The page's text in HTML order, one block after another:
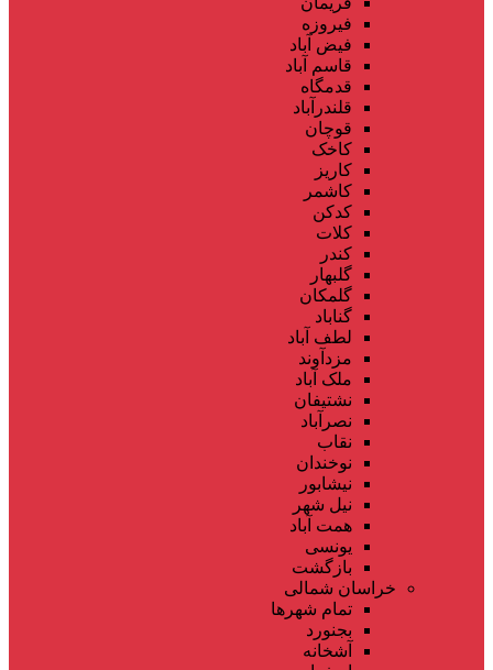
فیروزه
فیض آباد
قاسم آباد
قدمگاه
قلندرآباد
قوچان
کاخک
کاریز
کاشمر
کدکن
کلات
کندر
گلبهار
گلمکان
گناباد
لطف آباد
مزدآوند
ملک آباد
نشتیفان
نصرآباد
نقاب
نوخندان
نیشابور
نیل شهر
همت آباد
یونسی
بازگشت
خراسان شمالی
تمام شهر‌ها
بجنورد
آشخانه